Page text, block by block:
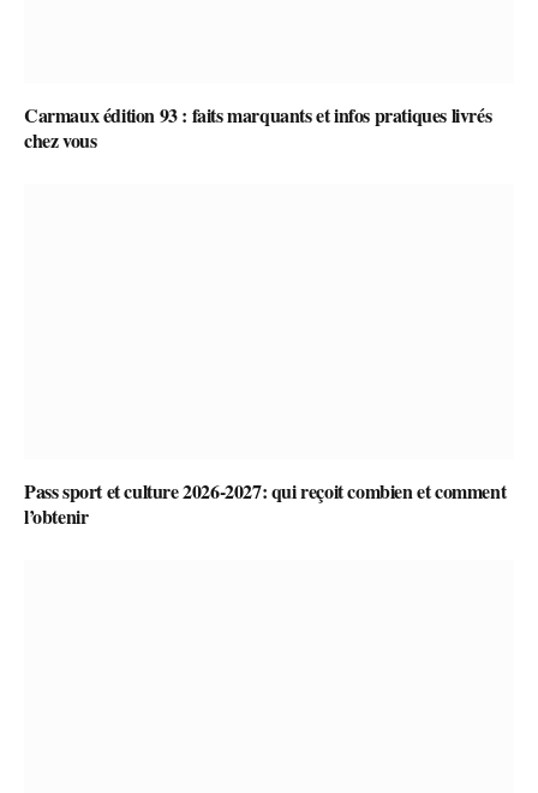
Carmaux édition 93 : faits marquants et infos pratiques livrés
chez vous
Pass sport et culture 2026-2027: qui reçoit combien et comment
l’obtenir